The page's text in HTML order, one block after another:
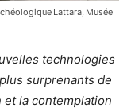
Lattara, Musée
technologies
surprenants de
et la contemplation